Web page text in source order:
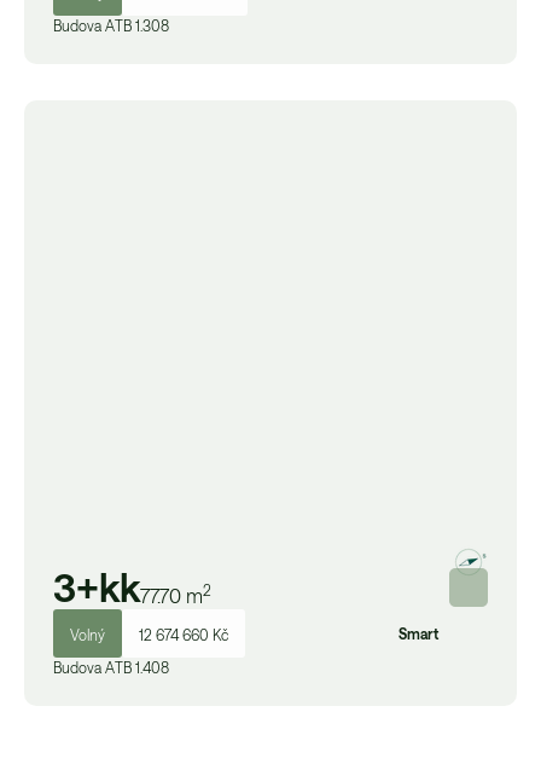
Budova ATB 1.308
3+kk77.70 m2
Volný 12 674 660 Kč
Smart
Budova ATB 1.408